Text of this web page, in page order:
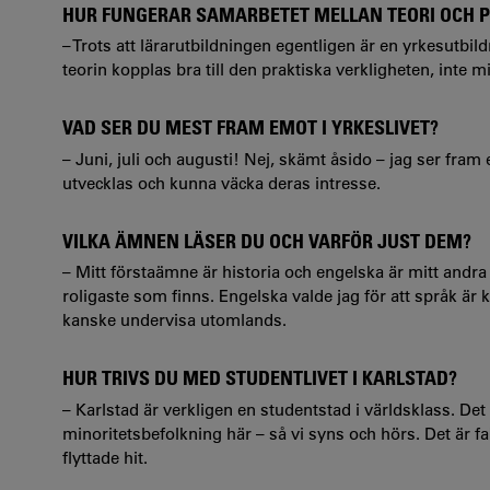
HUR FUNGERAR SAMARBETET MELLAN TEORI OCH
– Trots att lärarutbildningen egentligen är en
teorin kopplas bra till den praktiska verkligheten, inte
VAD SER DU MEST FRAM EMOT I YRKESLIVET?
– Juni, juli och augusti! Nej, skämt åsido – jag ser
utvecklas och kunna väcka deras intresse.
VILKA ÄMNEN LÄSER DU OCH VARFÖR JUST DEM?
– Mitt förstaämne är historia och engelska är mitt
roligaste som finns. Engelska valde jag för att språk är
kanske undervisa utomlands.
HUR TRIVS DU MED STUDENTLIVET I KARLSTAD?
– Karlstad är verkligen en studentstad i världsklass.
minoritetsbefolkning här – så vi syns och hörs. Det är
flyttade hit.